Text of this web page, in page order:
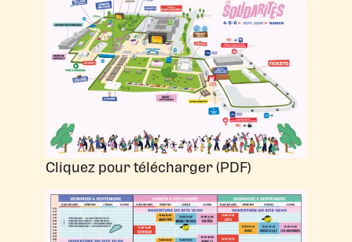
Cliquez pour télécharger (PDF)